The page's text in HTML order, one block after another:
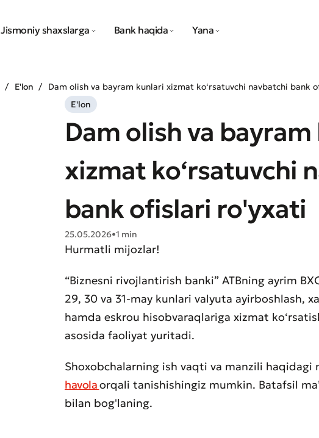
Jismoniy shaxslarga Bank haqida Yana
E'lon
Dam olish va bayram kunlari xizmat ko‘rsatuvchi navbatchi bank
E'lon
Dam olish va
xizmat ko‘rsatuvchi
bank ofislari ro'yxati
25.05.2026•1 min
Hurmatli mijozlar!
“Biznesni rivojlantirish banki” ATBning ayrim
29, 30 va 31-may kunlari valyuta ayirboshlash,
hamda eskrou hisobvaraqlariga xizmat
asosida faoliyat yuritadi.
Shoxobchalarning ish vaqti va manzili haqidagi
havolaorqali tanishishingiz mumkin. Batafsil
bilan bog'laning.